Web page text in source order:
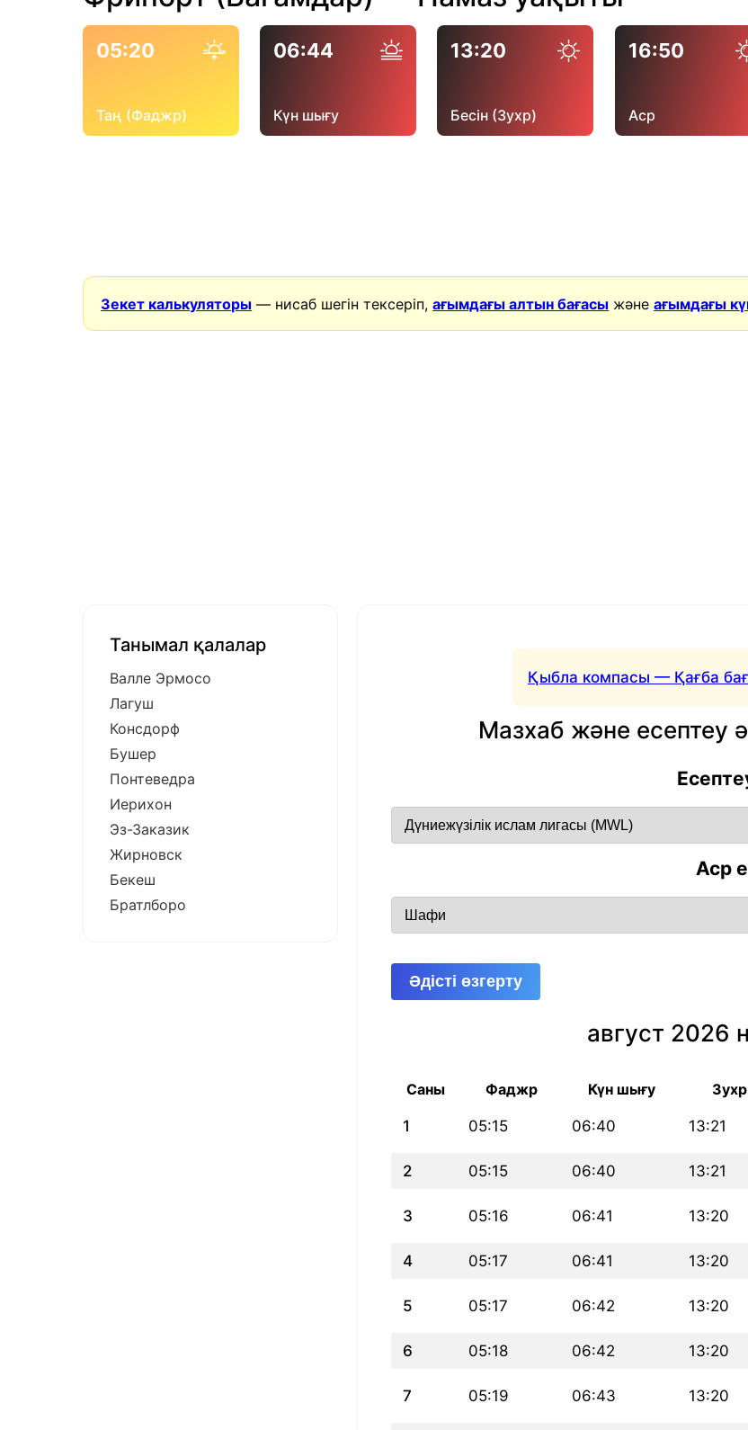
05:20
Таң (Фаджр)
06:44
Күн шығу
13:20
Бесін (Зухр)
16:50
Аср
Зекет калькуляторы — нисаб шегін тексеріп,ағымдағы алтын бағасы жәнеағымдағы
Қыбла компасы — Қағба
Мазхаб және есептеу
Аср
Әдісті өзгерту
август 2026
Саны Фаджр Күн шығу Зухр
1 05:15 06:40 13:21
2 05:15 06:40 13:21
3 05:16 06:41 13:20
4 05:17 06:41 13:20
5 05:17 06:42 13:20
6 05:18 06:42 13:20
7 05:19 06:43 13:20
Танымал қалалар
Валле Эрмосо
Лагуш
Консдорф
Бушер
Понтеведра
Иерихон
Эз-Заказик
Жирновск
Бекеш
Братлборо